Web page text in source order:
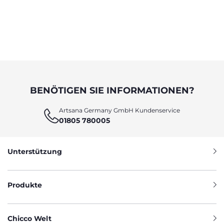
BENÖTIGEN SIE INFORMATIONEN?
Artsana Germany GmbH Kundenservice
01805 780005
Unterstützung
Produkte
Chicco Welt